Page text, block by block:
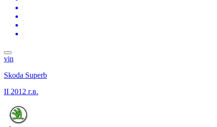
vin
Skoda Superb
II 2012 г.в.